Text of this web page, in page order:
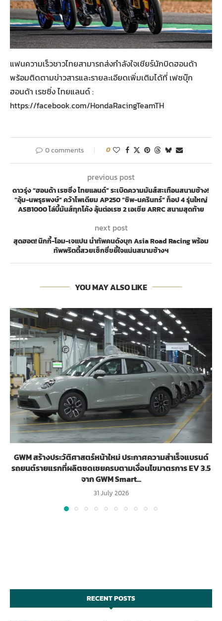
แฟนความเร็วชาวไทยสามารถส่งกำลังใจเชียร์นักบิดฮอนด้า
พร้อมติดตามข่าวสารและรายละเอียดเพิ่มเติมได้ที่ เฟซบุ๊ก
ฮอนด้า เรซซิ่ง ไทยแลนด์ :
https://facebook.com/HondaRacingTeamTH
0 comments 0
previous post
ดาวรุ่ง “ฮอนด้า เรซซิ่ง ไทยแลนด์” ระเบิดความมันส์สะเทือนสนามช้าง!
“อุ้ม-นพรุธพงษ์” คว้าโพเดียม AP250 “ชิพ-นครินทร์” ท็อป 4 รุ่นใหญ่
ASB1000 ไล่บี้มันส์ทุกโค้ง ลุ้นต่อเรซ 2 เอเชีย ARRC สนามสุดท้าย
next post
สุดฮอต! นิกกี้-โอม-เจแปน นำทัพคนดังบุก Asia Road Racing พร้อม
ทัพพริตตี้สวยเซ็กซี่ขยี้ใจแน่นสนามช้างฯ
YOU MAY ALSO LIKE
GWM สร้างประวัติศาสตร์หน้าใหม่ ประกาศความสำเร็จแบรนด์
รถยนต์รายแรกที่ผลิตชดเชยครบตามเงื่อนไขมาตรการ EV 3.5
จาก GWM Smart...
31 July 2026
RECENT POSTS